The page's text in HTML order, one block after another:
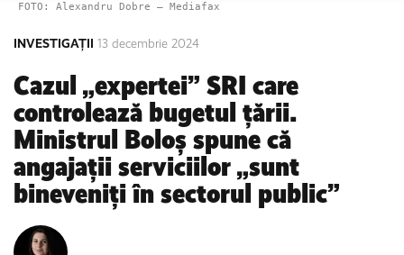
FOTO: Alexandru Dobre – Mediafax
INVESTIGAȚII 13 decembrie 2024
Cazul „expertei” SRI care
controlează bugetul țării.
Ministrul Boloș spune că
angajații serviciilor „sunt
bineveniți în sectorul public”